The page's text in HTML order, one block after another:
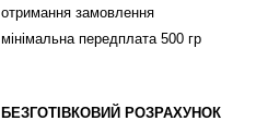
отримання замовлення
мінімальна передплата 500 гр
БЕЗГОТІВКОВИЙ РОЗРАХУНОК